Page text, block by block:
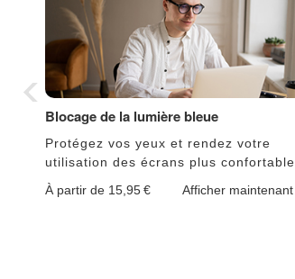
Blocage de la lumière bleue
Protégez vos yeux et rendez votre
utilisation des écrans plus confortable
À partir de 15,95 €
Afficher maintenant